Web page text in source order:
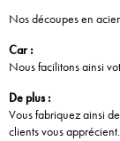
Nos découpes en
Car :
Nous facilitons ainsi
De plus :
Vous fabriquez ainsi
clients vous apprécient.